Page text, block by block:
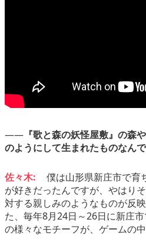
―― 『歌と森の妖怪屋敷』の森
のようにして生まれたものなん
佐々木:
僕は山形県新庄市で育
が好きだったんですが、やはり
対する親しみのようなものが反
た、毎年8月24日～26日に新庄
の様々なモチーフが、ゲームの